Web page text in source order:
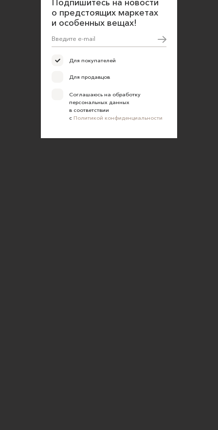
Согласие на обработку персональных данных
Подпишитесь на новости
о предстоящих маркетах
и особенных вещах!
Для покупателей
Для продавцов
Соглашаюсь на обработку
персональных данных
в соответствии
с Политикой конфиденциальности